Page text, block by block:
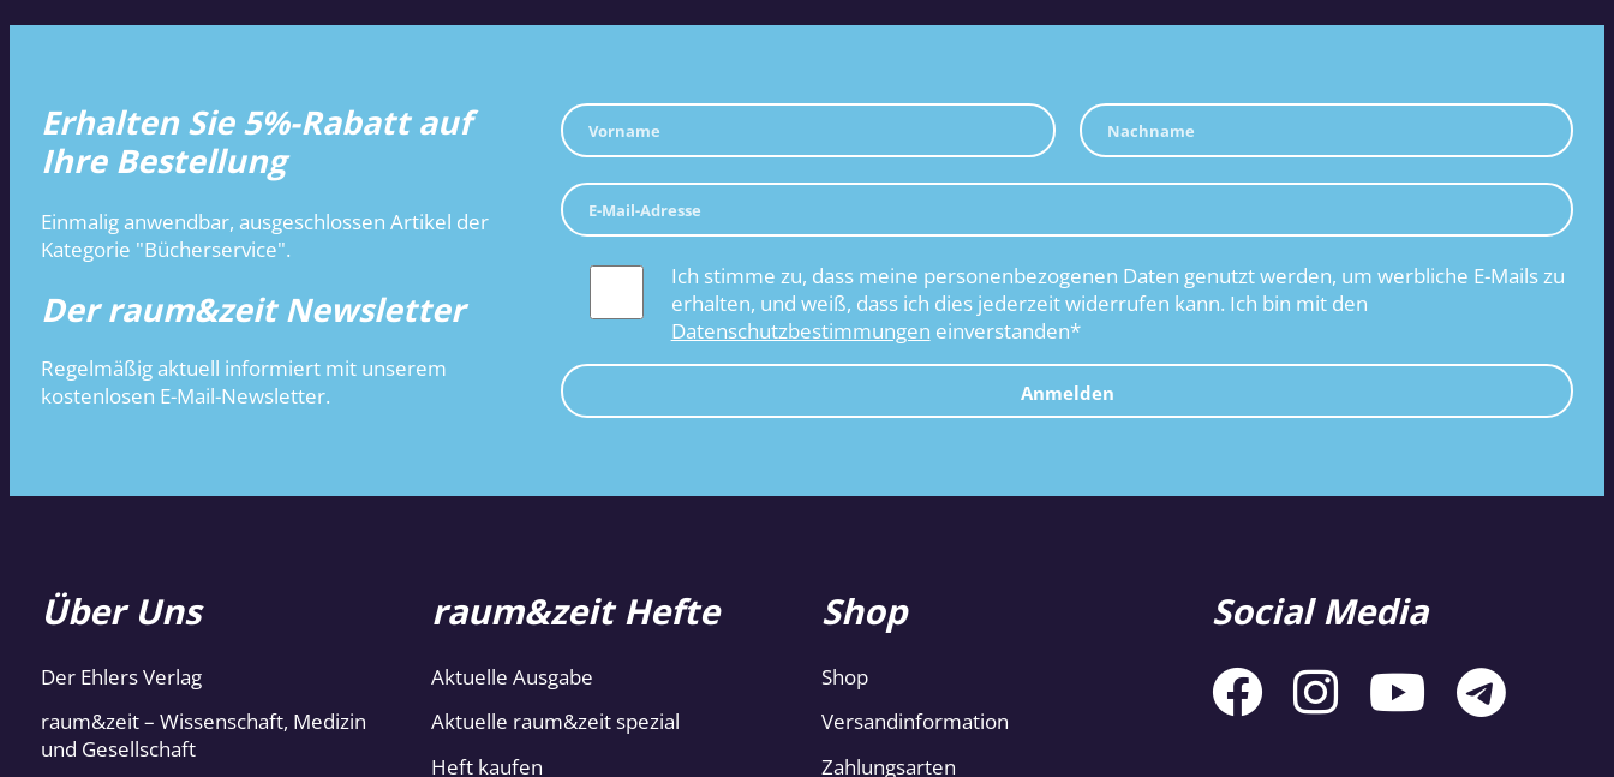
Erhalten Sie 5%-Rabatt auf
Ihre Bestellung
Einmalig anwendbar, ausgeschlossen Artikel der
Kategorie "Bücherservice".
Der raum&zeit Newsletter
Regelmäßig aktuell informiert mit unserem
kostenlosen E-Mail-Newsletter.
Ich stimme zu, dass meine personenbezogenen Daten genutzt werden, um werbliche E-Mails zu
erhalten, und weiß, dass ich dies jederzeit widerrufen kann. Ich bin mit den
Datenschutzbestimmungen einverstanden*
Anmelden
Über Uns
Der Ehlers Verlag
raum&zeit – Wissenschaft, Medizin
und Gesellschaft
raum&zeit Hefte
Aktuelle Ausgabe
Aktuelle raum&zeit spezial
Heft kaufen
Shop
Shop
Versandinformation
Zahlungsarten
Social Media